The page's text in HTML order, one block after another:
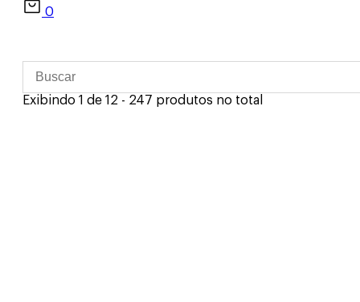
0
Exibindo 1 de 12 - 247 produtos no total